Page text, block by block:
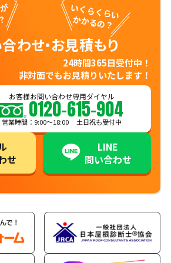
いくらくらい
かかるの？
わせ・お見積もり
24時間365日受付中！
非対面でもお見積りいたします！
お客様お問い合わせ専用ダイヤル
0120-615-904
営業時間：9:00〜18:00 土日祝も受付中
せ
LINE
問い合わせ